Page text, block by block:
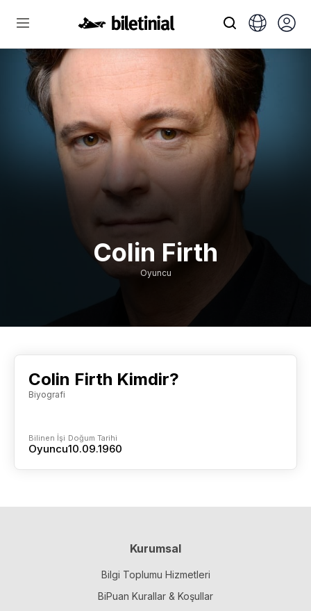
Colin Firth
Oyuncu
Colin Firth Kimdir?
Biyografi
Bilinen İşi
Oyuncu
Doğum Tarihi
10.09.1960
Kurumsal
Bilgi Toplumu Hizmetleri
BiPuan Kurallar & Koşullar